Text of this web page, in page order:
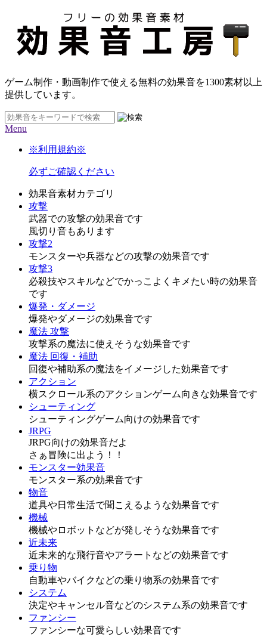
ゲーム制作・動画制作で使える無料の効果音を1300素材以上
提供しています。
Menu
※利用規約※
必ずご確認ください
効果音素材カテゴリ
攻撃
武器での攻撃の効果音です
風切り音もあります
攻撃2
モンスターや兵器などの攻撃の効果音です
攻撃3
必殺技やスキルなどでかっこよくキメたい時の効果音
です
爆発・ダメージ
爆発やダメージの効果音です
魔法 攻撃
攻撃系の魔法に使えそうな効果音です
魔法 回復・補助
回復や補助系の魔法をイメージした効果音です
アクション
横スクロール系のアクションゲーム向きな効果音です
シューティング
シューティングゲーム向けの効果音です
JRPG
JRPG向けの効果音だよ
さぁ冒険に出よう！！
モンスター効果音
モンスター系の効果音です
物音
道具や日常生活で聞こえるような効果音です
機械
機械やロボットなどが発しそうな効果音です
近未来
近未来的な飛行音やアラートなどの効果音です
乗り物
自動車やバイクなどの乗り物系の効果音です
システム
決定やキャンセル音などのシステム系の効果音です
ファンシー
ファンシーな可愛らしい効果音です